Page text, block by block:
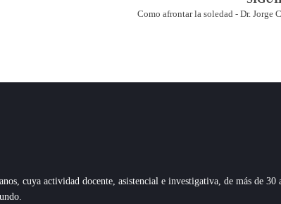
Como afrontar la soledad - Dr. Jorge
cuya actividad docente, asistencial e investigativa, de más de 30